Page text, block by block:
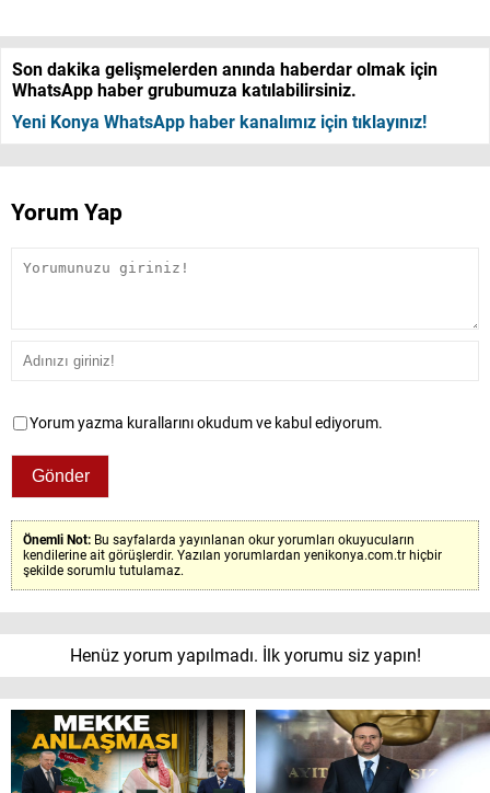
Son dakika gelişmelerden anında haberdar olmak için
WhatsApp haber grubumuza katılabilirsiniz.
Yeni Konya WhatsApp haber kanalımız için tıklayınız!
Yorum Yap
Yorum yazma kurallarını okudum ve kabul ediyorum.
Önemli Not: Bu sayfalarda yayınlanan okur yorumları okuyucuların
kendilerine ait görüşlerdir. Yazılan yorumlardan yenikonya.com.tr hiçbir
şekilde sorumlu tutulamaz.
Henüz yorum yapılmadı. İlk yorumu siz yapın!